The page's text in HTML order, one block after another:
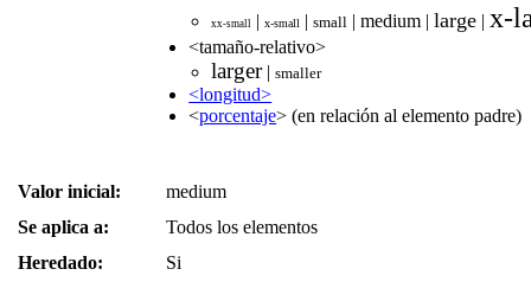
xx-small |x-small |small |medium |large |x-
<tamaño-relativo>
larger|smaller
<longitud>
<porcentaje> (en relación al elemento padre)
Valor inicial:
medium
Se aplica a:
Todos los elementos
Heredado:
Si